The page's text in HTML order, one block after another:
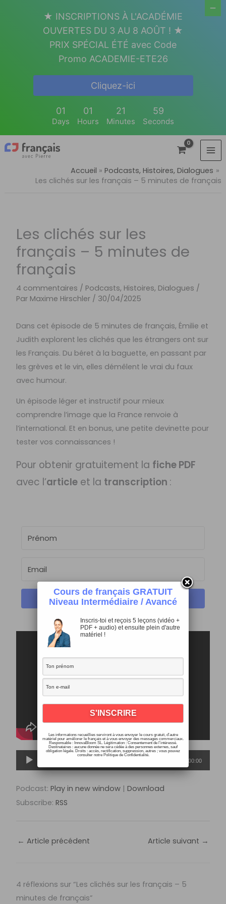
Accueil
Podcasts, Histoires, Dialogues
Les clichés sur les français – 5 minutes de français
Les clichés sur les
français – 5 minutes de
français
4 commentaires / Podcasts, Histoires, Dialogues /
Par Maxime Hirschler / 30/04/2025
Dans cet épisode de 5 minutes de français, Émilie et
Judith explorent les clichés que les étrangers ont sur
les Français. Du béret à la baguette, en passant par
les grèves et le vin, elles démêlent le vrai du faux
avec humour.
Un épisode léger et instructif pour mieux
comprendre l’image que la France renvoie à
l’international. Et en bonus, une petite devinette pour
tester vos connaissances !
Pour obtenir gratuitement la fiche PDF
avec l’article et la transcription :
CLIQUE ICI !
Lecteur
audio
00:00
Podcast:Play in new window |Download
Subscribe:RSS
← Article précédent Article suivant →
4 réflexions sur “Les clichés sur les français – 5
minutes de français”
Cours de français GRATUIT
Niveau Intermédiaire / Avancé
Inscris-toi et reçois 5 leçons (vidéo +
PDF + audio) et ensuite plein d'autre
matériel !
Les informations recueillies serviront à vous envoyer le cours gratuit, d’autre
matériel pour améliorer le français et à vous envoyer des messages commerciaux.
Responsable : InnovaBloom SL. Légitimation : Consentement de l’intéressé.
Destinataires : aucune donnée ne sera cédée à des personnes externes, sauf
obligation légale. Droits : accès, rectification, suppression, autres ; vous pouvez
consulter notre Politique de Confidentialité.
★ INSCRIPTIONS À L'ACADÉMIE
OUVERTES DU 3 AU 8 AOÛT ! ★
PRIX SPÉCIAL ÉTÉ avec Code
Promo ACADEMIE-ETE26
Cliquez-ici
01
Days
01
Hours
21
Minutes
58
Seconds